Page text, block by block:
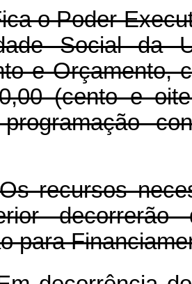
o Poder
Social da
e Orçamento,
(cento e
recursos
para